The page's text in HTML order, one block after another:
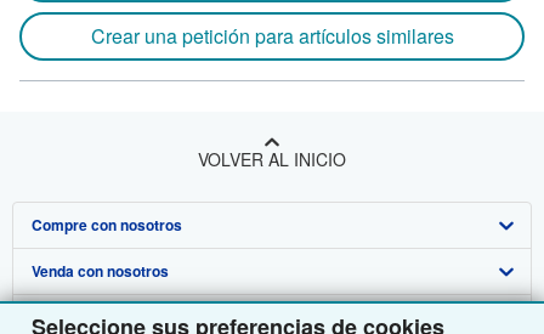
Seleccione sus preferencias de cookies
Crear una petición para artículos similares
VOLVER AL INICIO
Compre con nosotros
Búsqueda avanzada
Colecciones
Venda con nosotros
Comenzar a vender
Sobre nosotros